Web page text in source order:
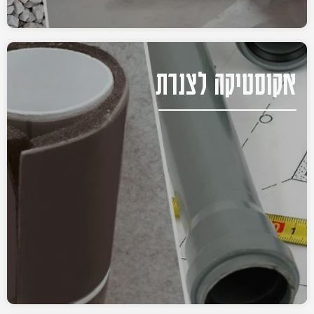
אקוסטיקה לצנרת